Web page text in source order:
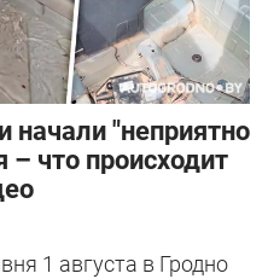
начали "неприятно
– что происходит
1 августа в Гродно